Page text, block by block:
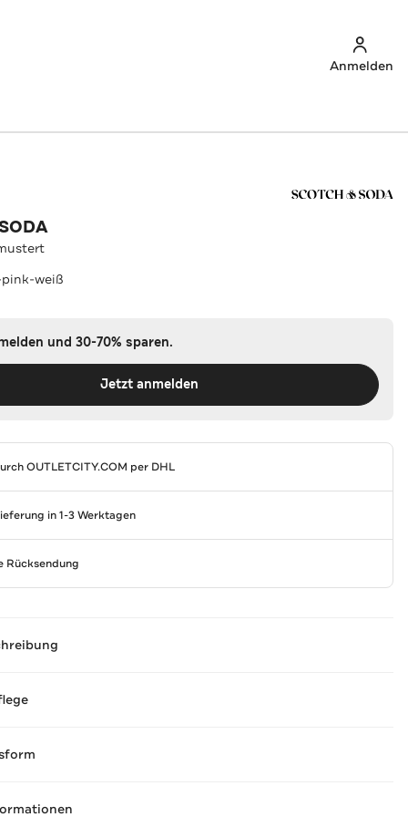
Anmelden
weiß
und 30-70% sparen.
Jetzt anmelden
OUTLETCITY.COM per DHL
in 1-3 Werktagen
Rücksendung